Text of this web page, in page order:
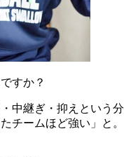
すか？
中継ぎ・抑えという分
チームほど強い」と。